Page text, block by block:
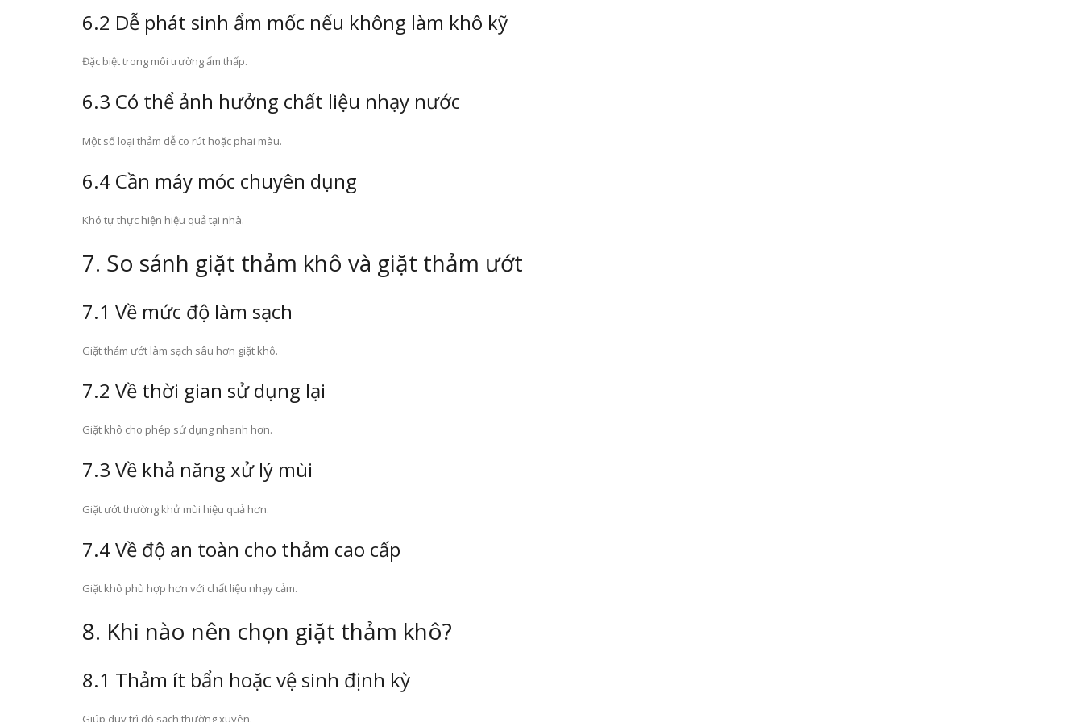
6.2 Dễ phát sinh ẩm mốc nếu không làm khô kỹ
Đặc biệt trong môi trường ẩm thấp.
6.3 Có thể ảnh hưởng chất liệu nhạy nước
Một số loại thảm dễ co rút hoặc phai màu.
6.4 Cần máy móc chuyên dụng
Khó tự thực hiện hiệu quả tại nhà.
7. So sánh giặt thảm khô và giặt thảm ướt
7.1 Về mức độ làm sạch
Giặt thảm ướt làm sạch sâu hơn giặt khô.
7.2 Về thời gian sử dụng lại
Giặt khô cho phép sử dụng nhanh hơn.
7.3 Về khả năng xử lý mùi
Giặt ướt thường khử mùi hiệu quả hơn.
7.4 Về độ an toàn cho thảm cao cấp
Giặt khô phù hợp hơn với chất liệu nhạy cảm.
8. Khi nào nên chọn giặt thảm khô?
8.1 Thảm ít bẩn hoặc vệ sinh định kỳ